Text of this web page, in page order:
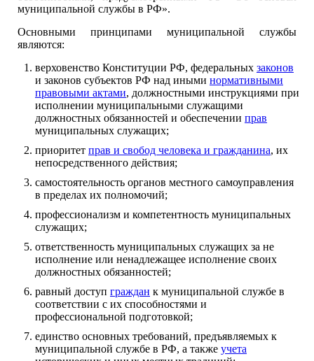
муниципальной службы в РФ».
Основными принципами муниципальной службы
являются:
верховенство Конституции РФ, федеральных законов
и законов субъектов РФ над иными нормативными
правовыми актами, должностными инструкциями при
исполнении муниципальными служащими
должностных обязанностей и обеспечении прав
муниципальных служащих;
приоритет прав и свобод человека и гражданина, их
непосредственного действия;
самостоятельность органов местного самоуправления
в пределах их полномочий;
профессионализм и компетентность муниципальных
служащих;
ответственность муниципальных служащих за не
исполнение или ненадлежащее исполнение своих
должностных обязанностей;
равный доступ граждан к муниципальной службе в
соответствии с их способностями и
профессиональной подготовкой;
единство основных требований, предъявляемых к
муниципальной службе в РФ, а также учета